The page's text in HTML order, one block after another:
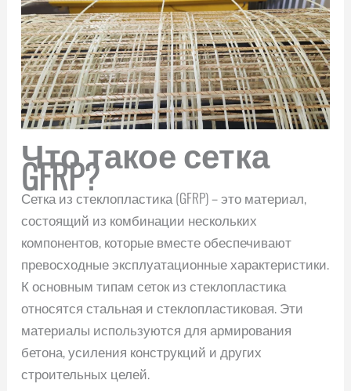
Что такое сетка
GFRP?
Сетка из стеклопластика (GFRP) – это материал,
состоящий из комбинации нескольких
компонентов, которые вместе обеспечивают
превосходные эксплуатационные характеристики.
К основным типам сеток из стеклопластика
относятся стальная и стеклопластиковая. Эти
материалы используются для армирования
бетона, усиления конструкций и других
строительных целей.